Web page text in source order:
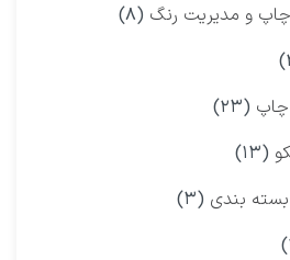
و مدیریت رنگ (۸)
چاپ (۲۳)
(۱۳)
بندی (۳)